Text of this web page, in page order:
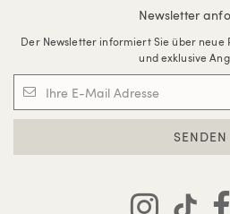
Newsletter
Der Newsletter informiert Sie über neue
und exklusive
SENDEN